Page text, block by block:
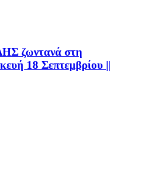
ζωντανά στη
18 Σεπτεμβρίου ||